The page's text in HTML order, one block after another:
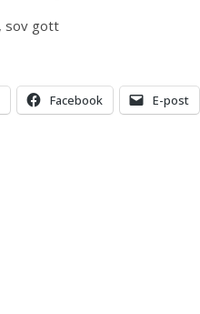
sov gott
Facebook E-post